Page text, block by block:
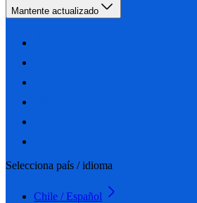
Mantente actualizado
Selecciona país / idioma
Chile / Español